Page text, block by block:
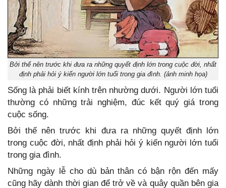
Bởi thế nên trước khi đưa ra những quyết định lớn trong cuộc đời, nhất
định phải hỏi ý kiến người lớn tuổi trong gia đình. (ảnh minh họa)
Sống là phải biết kính trên nhường dưới. Người lớn tuổi
thường có những trải nghiệm, đúc kết quý giá trong
cuộc sống.
Bởi thế nên trước khi đưa ra những quyết định lớn
trong cuộc đời, nhất định phải hỏi ý kiến người lớn tuổi
trong gia đình.
Những ngày lễ cho dù bản thân có bận rộn đến mấy
cũng hãy dành thời gian để trở về và quây quần bên gia